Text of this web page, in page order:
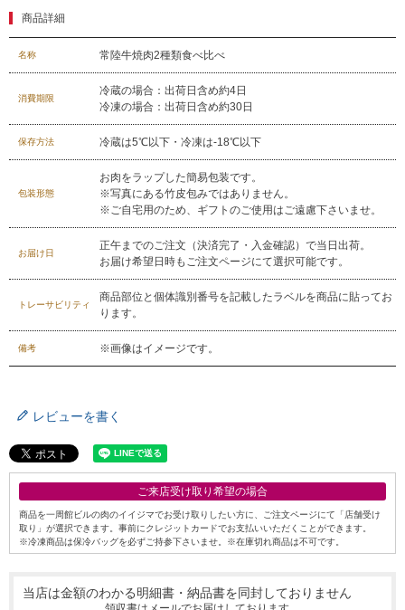
商品詳細
名称 常陸牛焼肉2種類食べ比べ
消費期限
冷蔵の場合：出荷日含め約4日
冷凍の場合：出荷日含め約30日
保存方法 冷蔵は5℃以下・冷凍は-18℃以下
包装形態
お肉をラップした簡易包装です。
※写真にある竹皮包みではありません。
※ご自宅用のため、ギフトのご使用はご遠慮下さいませ。
お届け日
正午までのご注文（決済完了・入金確認）で当日出荷。
お届け希望日時もご注文ページにて選択可能です。
トレーサビリティ
商品部位と個体識別番号を記載したラベルを商品に貼ってお
ります。
備考 ※画像はイメージです。
レビューを書く
ご来店受け取り希望の場合
商品を一周館ビルの肉のイイジマでお受け取りしたい方に、ご注文ページにて「店舗受け
取り」が選択できます。事前にクレジットカードでお支払いいただくことができます。
※冷凍商品は保冷バッグを必ずご持参下さいませ。※在庫切れ商品は不可です。
当店は金額のわかる明細書・納品書を同封しておりません